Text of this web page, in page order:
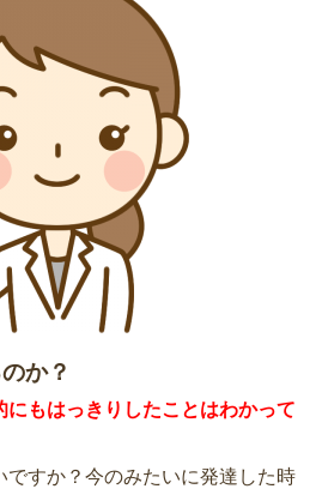
か？
にもはっきりしたことはわかって
ですか？今のみたいに発達した時